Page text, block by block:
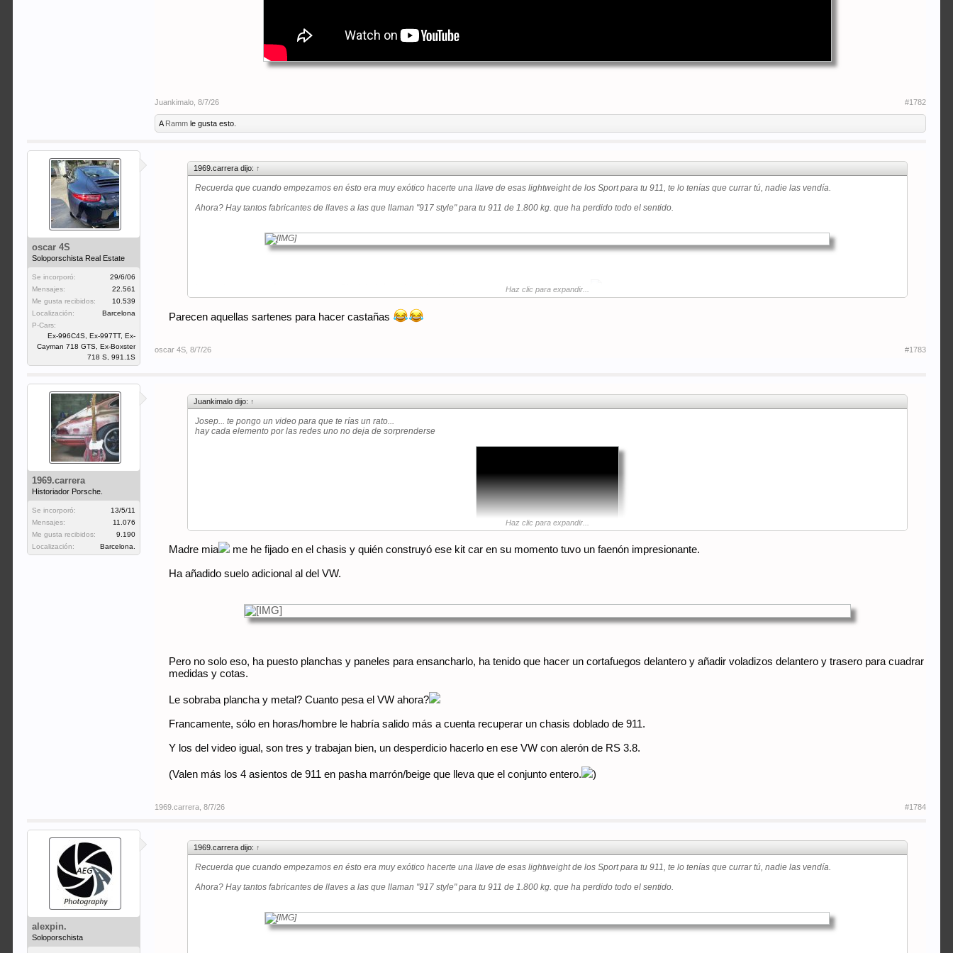
Juankimalo 8/7/26 #1782
A Ramm le gusta esto.
oscar 4S
Soloporschista Real Estate
Se incorporó:
29/6/06
Mensajes:
22.561
Me gusta recibidos:
10.539
Localización:
Barcelona
P-Cars:
Ex-996C4S, Ex-997TT, Ex-
Cayman 718 GTS, Ex-Boxster
718 S, 991.1S
1969.carrera dijo: ↑
Recuerda que cuando empezamos en ésto era muy exótico hacerte una llave de esas lightweight de los Sport para tu 911, te lo tenías que currar tú, nadie las vendía.
Ahora? Hay tantos fabricantes de llaves a las que llaman "917 style" para tu 911 de 1.800 kg. que ha perdido todo el sentido.
Hasta de colores, más chic, cosa que Piëch habría rechazado de plano, con colores pesan 0.5 gr. más!
Haz clic para expandir...
Parecen aquellas sartenes para hacer castañas
oscar 4S 8/7/26 #1783
1969.carrera
Historiador Porsche.
Se incorporó:
13/5/11
Mensajes:
11.076
Me gusta recibidos:
9.190
Localización:
Barcelona.
Juankimalo dijo: ↑
Josep... te pongo un video para que te rías un rato...
hay cada elemento por las redes uno no deja de sorprenderse
Haz clic para expandir...
Madre mia me he fijado en el chasis y quién construyó ese kit car en su momento tuvo un faenón impresionante.
Ha añadido suelo adicional al del VW.
Pero no solo eso, ha puesto planchas y paneles para ensancharlo, ha tenido que hacer un cortafuegos delantero y añadir voladizos delantero y trasero para cuadrar
medidas y cotas.
Le sobraba plancha y metal? Cuanto pesa el VW ahora?
Francamente, sólo en horas/hombre le habría salido más a cuenta recuperar un chasis doblado de 911.
Y los del video igual, son tres y trabajan bien, un desperdicio hacerlo en ese VW con alerón de RS 3.8.
(Valen más los 4 asientos de 911 en pasha marrón/beige que lleva que el conjunto entero. )
1969.carrera 8/7/26 #1784
alexpin.
Soloporschista
1969.carrera dijo: ↑
Recuerda que cuando empezamos en ésto era muy exótico hacerte una llave de esas lightweight de los Sport para tu 911, te lo tenías que currar tú, nadie las vendía.
Ahora? Hay tantos fabricantes de llaves a las que llaman "917 style" para tu 911 de 1.800 kg. que ha perdido todo el sentido.